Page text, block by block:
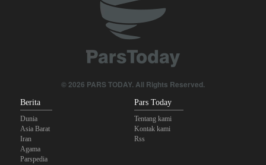
Joe Kent: Komunitas Intelijen AS Tahu Iran Tidak Buat Nuklir, Tapi
Suara Mereka Dibungkam
Mengapa Lobi Zionis di Amerika Tidak Lagi Seefektif Dulu?
Anggota Kongres AS Khawatirkan Dampak Menipisnya Rudal
© 2026 PARS TODAY. All Rights Reserved.
Berita
Dunia
Asia Barat
Iran
Agama
Parspedia
Pars Today
Tentang kami
Kontak kami
Rss